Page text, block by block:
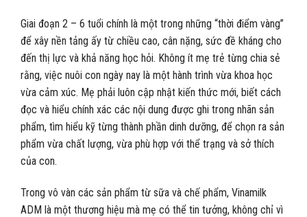
Giai đoạn 2 – 6 tuổi chính là một trong những “thời điểm vàng”
để xây nền tảng ấy từ chiều cao, cân nặng, sức đề kháng cho
đến thị lực và khả năng học hỏi. Không ít mẹ trẻ từng chia sẻ
rằng, việc nuôi con ngày nay là một hành trình vừa khoa học
vừa cảm xúc. Mẹ phải luôn cập nhật kiến thức mới, biết cách
đọc và hiểu chính xác các nội dung được ghi trong nhãn sản
phẩm, tìm hiểu kỹ từng thành phần dinh dưỡng, để chọn ra sản
phẩm vừa chất lượng, vừa phù hợp với thể trạng và sở thích
của con.
Trong vô vàn các sản phẩm từ sữa và chế phẩm, Vinamilk
ADM là một thương hiệu mà mẹ có thể tin tưởng, không chỉ vì